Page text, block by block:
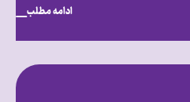
ادامه مطلب